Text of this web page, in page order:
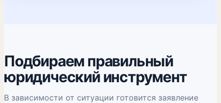
Подбираем правильный
юридический инструмент
В зависимости от ситуации готовится заявление